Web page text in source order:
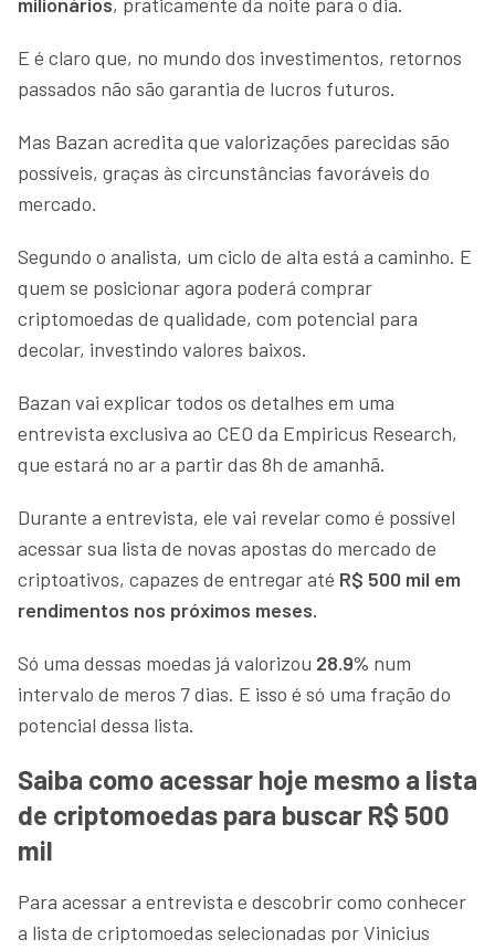
milionários, praticamente da noite para o dia.
E é claro que, no mundo dos investimentos, retornos
passados não são garantia de lucros futuros.
Mas Bazan acredita que valorizações parecidas são
possíveis, graças às circunstâncias favoráveis do
mercado.
Segundo o analista, um ciclo de alta está a caminho. E
quem se posicionar agora poderá comprar
criptomoedas de qualidade, com potencial para
decolar, investindo valores baixos.
Bazan vai explicar todos os detalhes em uma
entrevista exclusiva ao CEO da Empiricus Research,
que estará no ar a partir das 8h de amanhã.
Durante a entrevista, ele vai revelar como é possível
acessar sua lista de novas apostas do mercado de
criptoativos, capazes de entregar até R$ 500 mil em
rendimentos nos próximos meses.
Só uma dessas moedas já valorizou 28.9% num
intervalo de meros 7 dias. E isso é só uma fração do
potencial dessa lista.
Saiba como acessar hoje mesmo a lista
de criptomoedas para buscar R$ 500
mil
Para acessar a entrevista e descobrir como conhecer
a lista de criptomoedas selecionadas por Vinicius